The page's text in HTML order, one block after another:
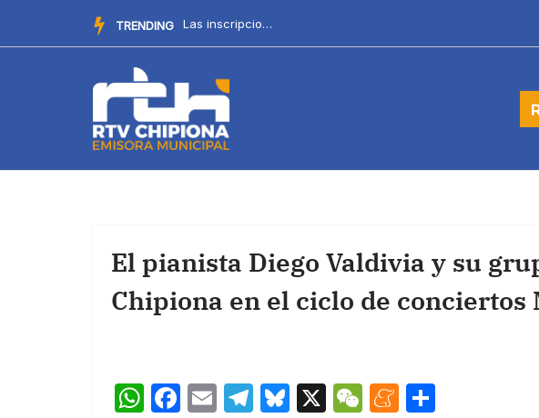
TRENDING La Delegación de Cultura recuerda el procedimiento para par...
El pianista Diego Valdivia y su
Chipiona en el ciclo de conciertos
W F
E
T
Bl X
W M